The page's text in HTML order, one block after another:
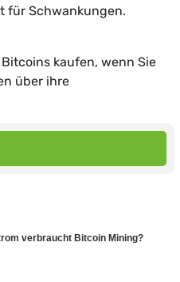
für Schwankungen.
kaufen, wenn Sie
über ihre
verbraucht Bitcoin Mining?